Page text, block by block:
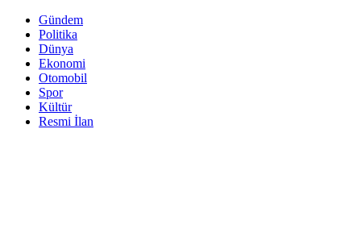
Gündem
Politika
Dünya
Ekonomi
Otomobil
Spor
Kültür
Resmi İlan